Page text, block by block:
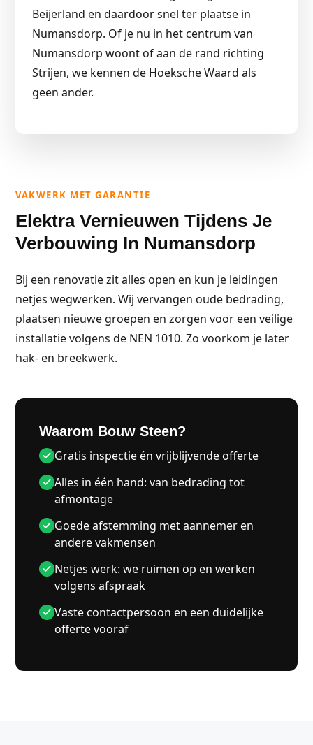
Beijerland en daardoor snel ter plaatse in
Numansdorp. Of je nu in het centrum van
Numansdorp woont of aan de rand richting
Strijen, we kennen de Hoeksche Waard als
geen ander.
VAKWERK MET GARANTIE
Elektra Vernieuwen Tijdens Je
Verbouwing In Numansdorp
Bij een renovatie zit alles open en kun je leidingen
netjes wegwerken. Wij vervangen oude bedrading,
plaatsen nieuwe groepen en zorgen voor een veilige
installatie volgens de NEN 1010. Zo voorkom je later
hak- en breekwerk.
Waarom Bouw Steen?
Gratis inspectie én vrijblijvende offerte
Alles in één hand: van bedrading tot
afmontage
Goede afstemming met aannemer en
andere vakmensen
Netjes werk: we ruimen op en werken
volgens afspraak
Vaste contactpersoon en een duidelijke
offerte vooraf